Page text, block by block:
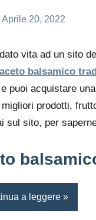
Aprile 20, 2022
vita ad un sito
aceto balsamico
puoi acquistare
prodotti,
sul sito, per
a leggere